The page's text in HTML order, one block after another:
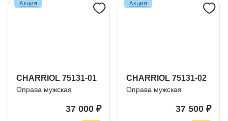
CHARRIOL 75131-01
Оправа мужская
37 000 ₽
Акция
CHARRIOL 75131-02
Оправа мужская
37 500 ₽
Акция